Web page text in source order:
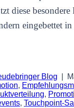
diese
eingebettet
Blog
,
,
, Touchpoint-